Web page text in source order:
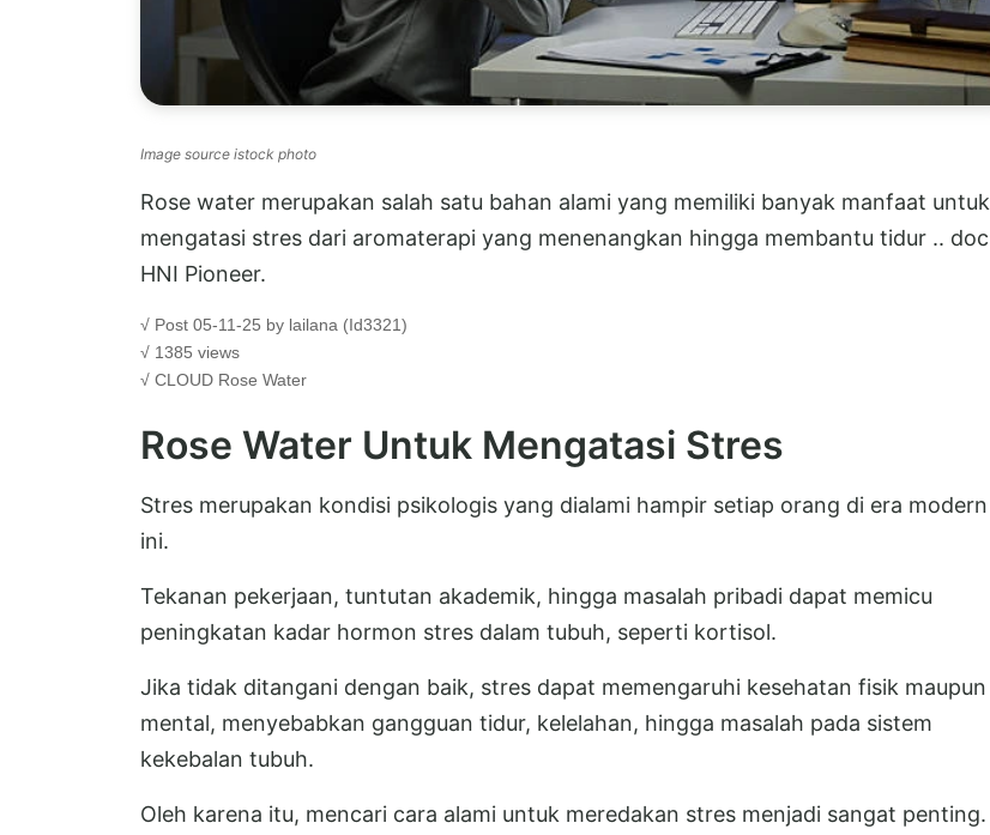
Image source istock photo
Rose water merupakan salah satu bahan alami yang memiliki banyak manfaat untuk
mengatasi stres dari aromaterapi yang menenangkan hingga membantu tidur .. doc
HNI Pioneer.
√ Post 05-11-25 by lailana (Id3321)
√ 1385 views
√ CLOUD Rose Water
Rose Water Untuk Mengatasi Stres
Stres merupakan kondisi psikologis yang dialami hampir setiap orang di era modern
ini.
Tekanan pekerjaan, tuntutan akademik, hingga masalah pribadi dapat memicu
peningkatan kadar hormon stres dalam tubuh, seperti kortisol.
Jika tidak ditangani dengan baik, stres dapat memengaruhi kesehatan fisik maupun
mental, menyebabkan gangguan tidur, kelelahan, hingga masalah pada sistem
kekebalan tubuh.
Oleh karena itu, mencari cara alami untuk meredakan stres menjadi sangat penting.